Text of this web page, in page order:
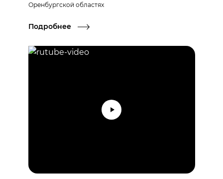
Оренбургской областях
Подробнее